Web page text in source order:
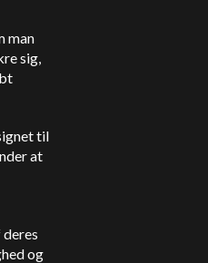
man
sig,
til
at
og